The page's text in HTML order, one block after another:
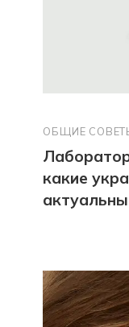
ОБЩИЕ
какие